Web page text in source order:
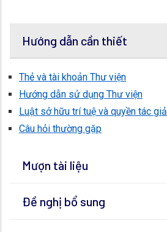
Hướng dẫn cần thiết
Thẻ và tài khoản Thư viện
Hướng dẫn sử dụng Thư viện
Luật sở hữu trí tuệ và quyền tác giả
Câu hỏi thường gặp
Mượn tài liệu
Đề nghị bổ sung